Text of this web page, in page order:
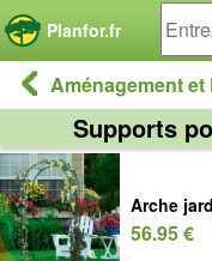
Planfor.fr
Aménagement
Supports
Arche
56.95 €
Panneau de gestion des